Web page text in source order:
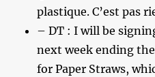
plastique. C’est pas
– DT : I will be
next week ending
for Paper Straws,